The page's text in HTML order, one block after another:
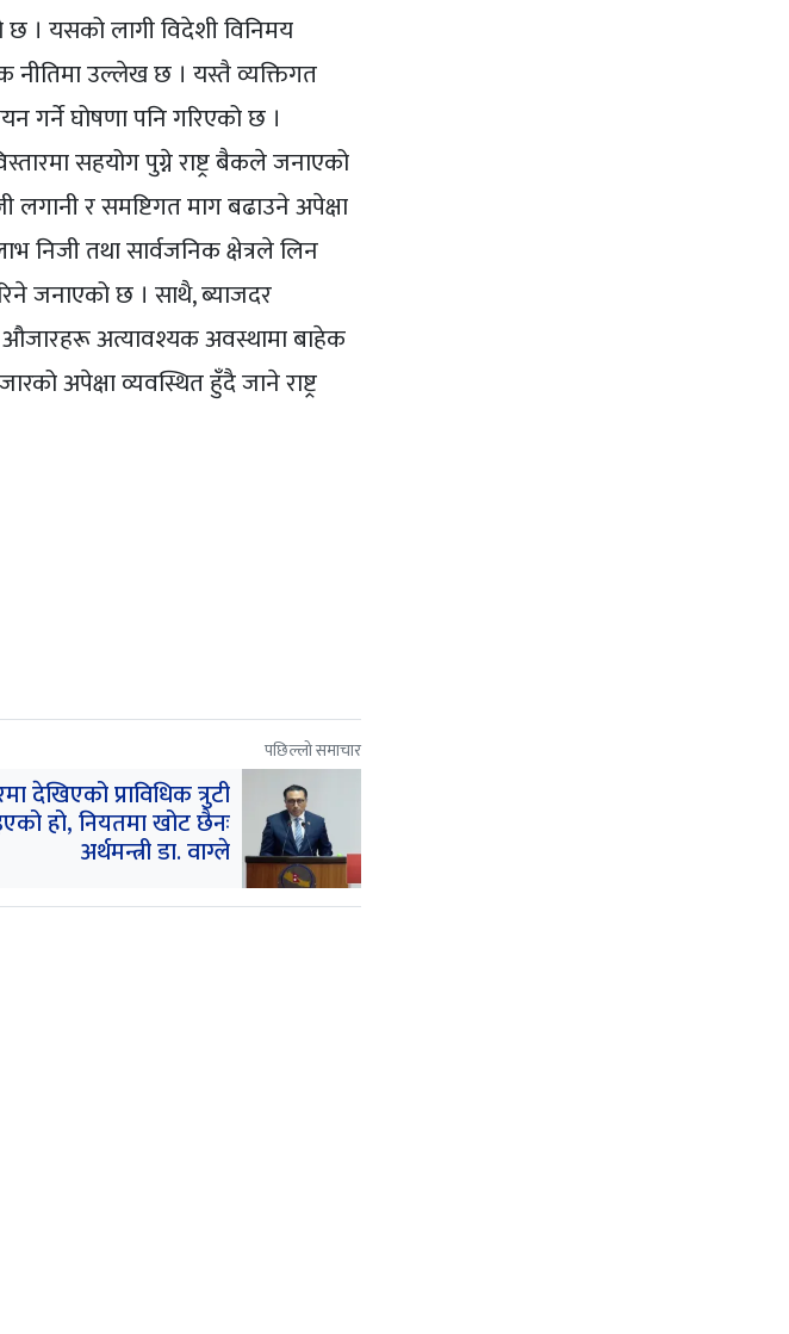
छ । यसको लागी विदेशी विनिमय
नीतिमा उल्लेख छ । यस्तै व्यक्तिगत
गर्ने घोषणा पनि गरिएको छ ।
सहयोग पुग्ने राष्ट्र बैकले जनाएको
र समष्टिगत माग बढाउने अपेक्षा
निजी तथा सार्वजनिक क्षेत्रले लिन
जनाएको छ । साथै, ब्याजदर
अत्यावश्यक अवस्थामा बाहेक
अपेक्षा व्यवस्थित हुँदै जाने राष्ट्र
पछिल्लो समाचार
देखिएको प्राविधिक त्रुटी
हो, नियतमा खोट छैनः
अर्थमन्त्री डा. वाग्ले